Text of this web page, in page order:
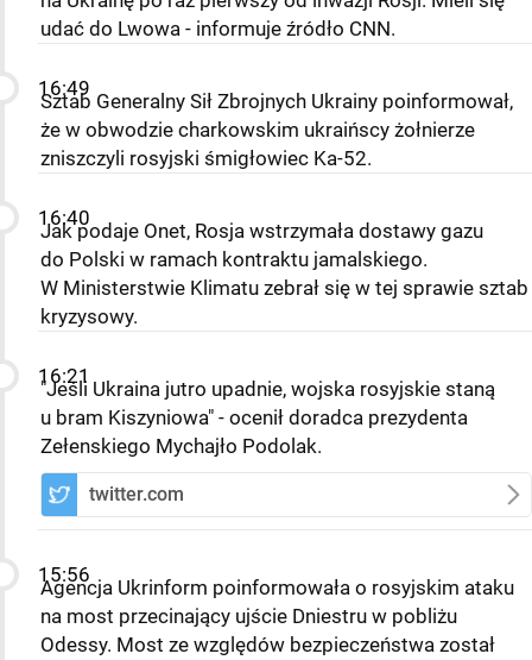
udać do Lwowa - informuje źródło CNN.
16:49
Sztab Generalny Sił Zbrojnych Ukrainy poinformował,
że w obwodzie charkowskim ukraińscy żołnierze
zniszczyli rosyjski śmigłowiec Ka-52.
16:40
Jak podaje Onet, Rosja wstrzymała dostawy gazu
do Polski w ramach kontraktu jamalskiego.
W Ministerstwie Klimatu zebrał się w tej sprawie sztab
kryzysowy.
16:21
"Jeśli Ukraina jutro upadnie, wojska rosyjskie staną
u bram Kiszyniowa" - ocenił doradca prezydenta
Zełenskiego Mychajło Podolak.
twitter.com
15:56
Agencja Ukrinform poinformowała o rosyjskim ataku
na most przecinający ujście Dniestru w pobliżu
Odessy. Most ze względów bezpieczeństwa został